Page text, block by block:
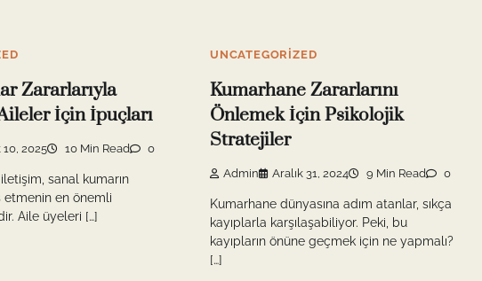
Zararlarıyla
İçin İpuçları
10, 2025 10 Min Read 0
sanal kumarın
etmenin en önemli
Aile üyeleri […]
UNCATEGORIZED
Kumarhane Zararlarını
Önlemek İçin Psikolojik
Stratejiler
Admin Aralık 31, 2024 9 Min Read 0
Kumarhane dünyasına adım atanlar, sıkça
kayıplarla karşılaşabiliyor. Peki, bu
kayıpların önüne geçmek için ne yapmalı?
[…]